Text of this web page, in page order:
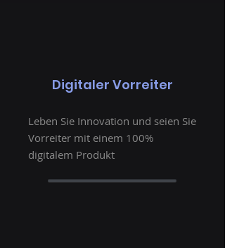
Digitaler Vorreiter
Leben Sie Innovation und seien Sie
Vorreiter mit einem 100%
digitalem Produkt